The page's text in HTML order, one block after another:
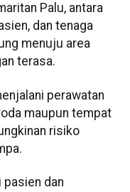
Palu, antara
dan tenaga
menuju area
terasa.
perawatan
maupun tempat
risiko
pasien dan